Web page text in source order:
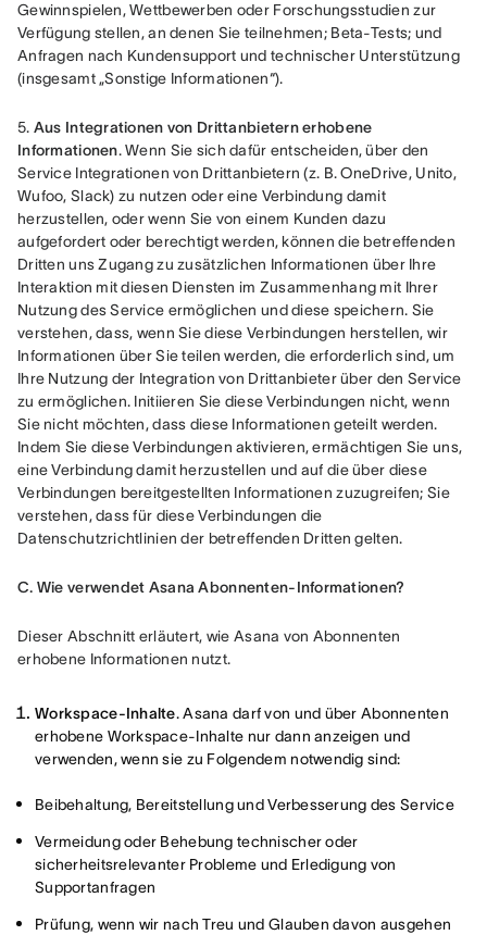
Gewinnspielen, Wettbewerben oder Forschungsstudien zur
Verfügung stellen, an denen Sie teilnehmen; Beta-Tests; und
Anfragen nach Kundensupport und technischer Unterstützung
(insgesamt „Sonstige Informationen“).
5. Aus Integrationen von Drittanbietern erhobene
Informationen. Wenn Sie sich dafür entscheiden, über den
Service Integrationen von Drittanbietern (z. B. OneDrive, Unito,
Wufoo, Slack) zu nutzen oder eine Verbindung damit
herzustellen, oder wenn Sie von einem Kunden dazu
aufgefordert oder berechtigt werden, können die betreffenden
Dritten uns Zugang zu zusätzlichen Informationen über Ihre
Interaktion mit diesen Diensten im Zusammenhang mit Ihrer
Nutzung des Service ermöglichen und diese speichern. Sie
verstehen, dass, wenn Sie diese Verbindungen herstellen, wir
Informationen über Sie teilen werden, die erforderlich sind, um
Ihre Nutzung der Integration von Drittanbieter über den Service
zu ermöglichen. Initiieren Sie diese Verbindungen nicht, wenn
Sie nicht möchten, dass diese Informationen geteilt werden.
Indem Sie diese Verbindungen aktivieren, ermächtigen Sie uns,
eine Verbindung damit herzustellen und auf die über diese
Verbindungen bereitgestellten Informationen zuzugreifen; Sie
verstehen, dass für diese Verbindungen die
Datenschutzrichtlinien der betreffenden Dritten gelten.
C. Wie verwendet Asana Abonnenten-Informationen?
Dieser Abschnitt erläutert, wie Asana von Abonnenten
erhobene Informationen nutzt.
Workspace-Inhalte. Asana darf von und über Abonnenten
erhobene Workspace-Inhalte nur dann anzeigen und
verwenden, wenn sie zu Folgendem notwendig sind:
Beibehaltung, Bereitstellung und Verbesserung des Service
Vermeidung oder Behebung technischer oder
sicherheitsrelevanter Probleme und Erledigung von
Supportanfragen
Prüfung, wenn wir nach Treu und Glauben davon ausgehen